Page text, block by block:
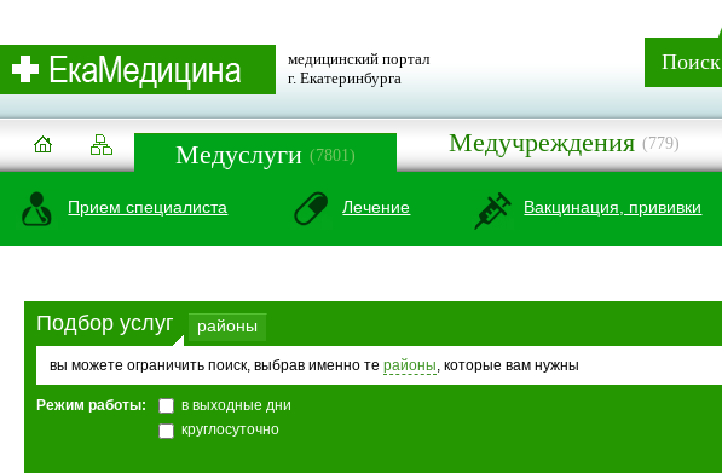
Поиск
медицинский портал
г. Екатеринбурга
Медуслуги (7801) Медучреждения (779)
Прием специалиста Лечение Вакцинация, прививки
Подбор услуг районы
вы можете ограничить поиск, выбрав именно те районы, которые вам нужны
Режим работы:
в выходные дни
круглосуточно